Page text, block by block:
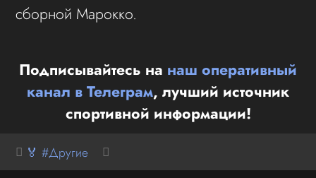
сборной Марокко.
Подписывайтесь на наш оперативный
канал в Телеграм, лучший источник
спортивной информации!
🏅 #Другие